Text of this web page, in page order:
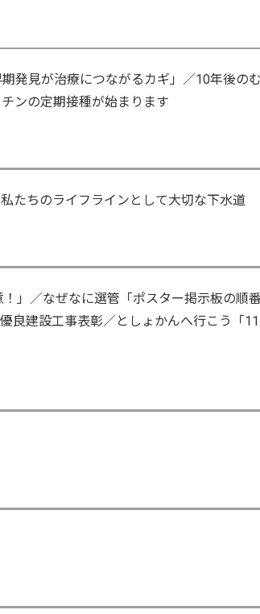
発見が治療につながるカギ」／10年後の
ンの定期接種が始まります
たちのライフラインとして大切な下水道
」／なぜなに選管「ポスター掲示板の順
良建設工事表彰／としょかんへ行こう「